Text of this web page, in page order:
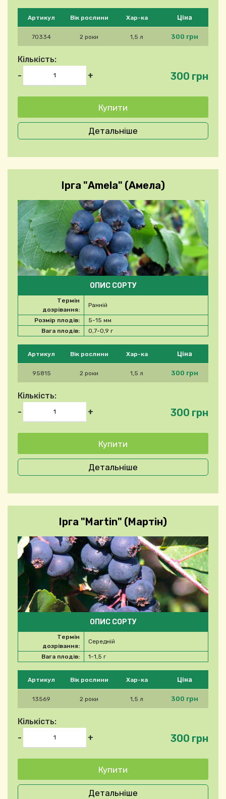
Будь ласка, виберіть продукт
Артикул Вік рослини Хар-ка Ціна
70334 2 роки 1,5 л 300 грн
Кількість:
-
+ 300 грн
Детальніше
Ірга "Amela" (Амела)
Будь ласка, виберіть продукт
Артикул Вік рослини Хар-ка Ціна
95815 2 роки 1,5 л 300 грн
Кількість:
-
+ 300 грн
ОПИС СОРТУ
Термін
дозрівання:
Ранній
Розмір плодів:
5-15 мм
Вага плодів:
0,7-0,9 г
Детальніше
Ірга "Martin" (Мартін)
Будь ласка, виберіть продукт
Артикул Вік рослини Хар-ка Ціна
13569 2 роки 1,5 л 300 грн
Кількість:
-
+ 300 грн
ОПИС СОРТУ
Термін
дозрівання:
Середній
Вага плодів: 1-1,5 г
Детальніше